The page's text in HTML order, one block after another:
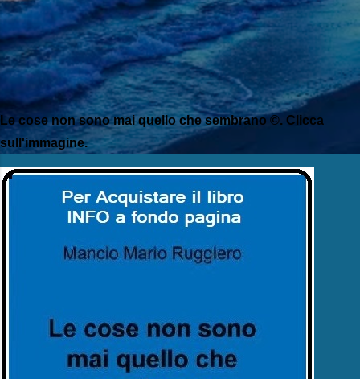
Le cose non sono mai quello che sembrano ©. Clicca
sull'immagine.